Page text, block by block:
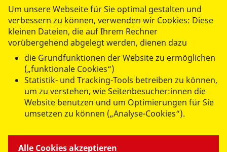
Grüner Weg 4
07546 Gera
Teilnahmebedingungen
( PDF / 295,62 KB )
Datenschutzinformation
Um unsere Webseite für Sie optimal gestalten und
verbessern zu können, verwenden wir Cookies: Diese
kleinen Dateien, die auf Ihrem Rechner
vorübergehend abgelegt werden, dienen dazu
die Grundfunktionen der Website zu ermöglichen
(„funktionale Cookies“)
Statistik- und Tracking-Tools betreiben zu können,
um zu verstehen, wie Seitenbesucher:innen die
Website benutzen und um Optimierungen für Sie
umsetzen zu können („Analyse-Cookies“).
Alle Cookies akzeptieren